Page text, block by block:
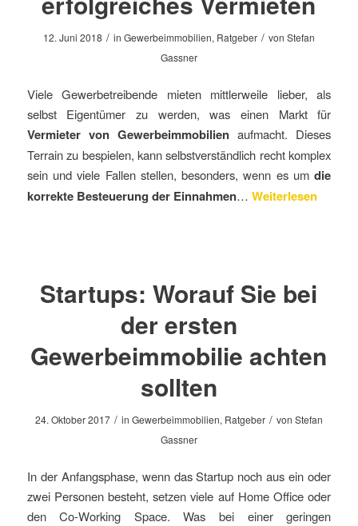
12. Juni 2018 / in Gewerbeimmobilien, Ratgeber / von Stefan
Gassner
Viele Gewerbetreibende mieten mittlerweile lieber, als
selbst Eigentümer zu werden, was einen Markt für
Vermieter von Gewerbeimmobilien aufmacht. Dieses
Terrain zu bespielen, kann selbstverständlich recht komplex
sein und viele Fallen stellen, besonders, wenn es umdie
korrekte Besteuerung der Einnahmen… Weiterlesen
Startups: Worauf Sie bei
der ersten
Gewerbeimmobilie achten
sollten
24. Oktober 2017 / in Gewerbeimmobilien, Ratgeber / von Stefan
Gassner
In der Anfangsphase, wenn das Startup noch aus ein oder
zwei Personen besteht, setzen viele auf Home Office oder
den Co-Working Space. Was bei einer geringen